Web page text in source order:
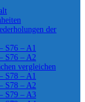
der
S76 – A1
S76 – A2
vergleichen
S78 – A1
S78 – A2
S79 – A3